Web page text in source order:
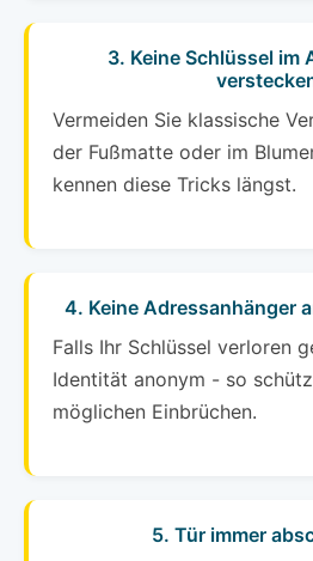
3. Keine Schlüssel im
Vermeiden Sie klassische
der Fußmatte oder im
kennen diese Tricks längst.
4. Keine Adressanhänger
Falls Ihr Schlüssel verloren
Identität anonym - so
möglichen Einbrüchen.
5. Tür immer